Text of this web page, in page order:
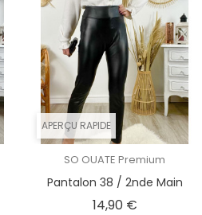
APERÇU RAPIDE
SO OUATE Premium
Pantalon 38 / 2nde Main
14,90 €Prix